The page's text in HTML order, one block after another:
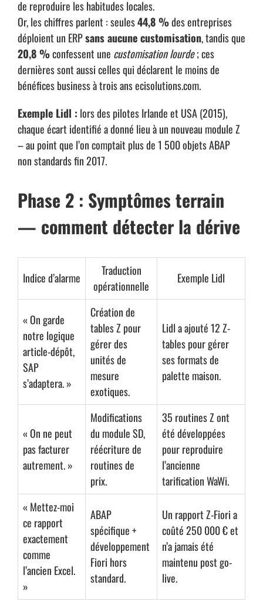
de reproduire les habitudes locales.
Or, les chiffres parlent : seules44,8 %des entreprises
déploient un ERPsans aucune customisation, tandis que
20,8 %confessent une customisation lourde; ces
dernières sont aussi celles qui déclarent le moins de
bénéfices business à trois ansecisolutions.com.
Exemple Lidl : lors des pilotes Irlande et USA (2015),
chaque écart identifié a donné lieu à un nouveau module Z
– au point que l’on comptait plus de 1 500 objets ABAP
non standards fin 2017.
Phase 2 : Symptômes terrain
— comment détecter la dérive
Indice d’alarme
Traduction
opérationnelle
Exemple Lidl
« On garde
notre logique
article-dépôt,
SAP
s’adaptera. »
Création de
tables Z pour
gérer des
unités de
mesure
exotiques.
Lidl a ajouté 12 Z-
tables pour gérer
ses formats de
palette maison.
« On ne peut
pas facturer
autrement. »
Modifications
du module SD,
réécriture de
routines de
prix.
35 routines Z ont
été développées
pour reproduire
l’ancienne
tarification WaWi.
« Mettez-moi
ce rapport
exactement
comme
l’ancien Excel.
»
ABAP
spécifique +
développement
Fiori hors
standard.
Un rapport Z-Fiori a
coûté 250 000 € et
n’a jamais été
maintenu post go-
live.
TECHNOLOGIES
BUSINESS INTELLIGENCE ( BI ) & DATA ANALYTICS
COLLABORATION, ECM & GED
DÉVELOPPEMENT SPÉCIFIQUE
INFRASTRUCTURE NATIVE CLOUD
APPLICATIONS
SAP S4/HANA
Oracle JD EDWARDS ENTREPRISEONE
GESTION DE LA RELATION CLIENTS ( CRM / GRC)
FORMATIONS
CONSEILS & ASSISTANCE
ACTUALITÉS ET PERSPECTIVES
CLIENTS
RECRUTEMENT CONTACTS English
Copyright IT Solutions - Groupe
| Conception & réalisation IT Solutions |
Hébergement
Hdispo.com